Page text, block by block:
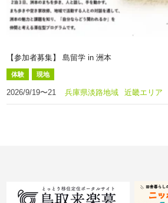
【参加者募集】 島留学 in 洲本
体験 現地
2026/9/19〜21 兵庫県淡路地域 近畿エリア